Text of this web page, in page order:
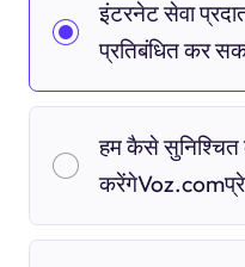
इंटरनेट सेवा
प्रतिबंधित कर
हम कैसे